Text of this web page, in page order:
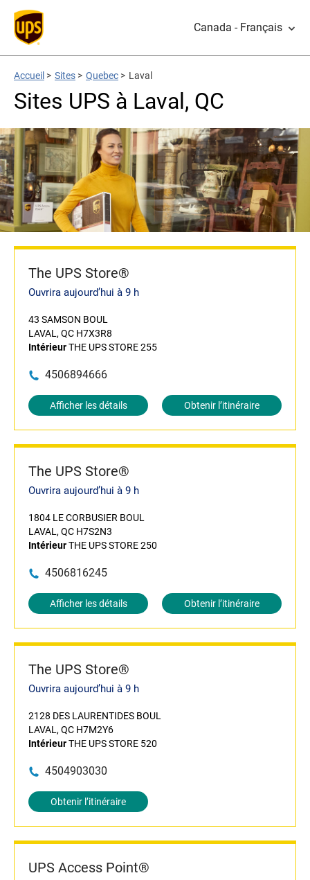
Canada - Français
Accueil > Sites > Quebec > Laval
Sites UPS à Laval, QC
The UPS Store®
Ouvrira aujourd’hui à 9 h
43 SAMSON BOUL
LAVAL, QC H7X3R8
IntérieurTHE UPS STORE 255
4506894666
Afficher les détails Obtenir l’itinéraire
The UPS Store®
Ouvrira aujourd’hui à 9 h
1804 LE CORBUSIER BOUL
LAVAL, QC H7S2N3
IntérieurTHE UPS STORE 250
4506816245
Afficher les détails Obtenir l’itinéraire
The UPS Store®
Ouvrira aujourd’hui à 9 h
2128 DES LAURENTIDES BOUL
LAVAL, QC H7M2Y6
IntérieurTHE UPS STORE 520
4504903030
Obtenir l’itinéraire
UPS Access Point®